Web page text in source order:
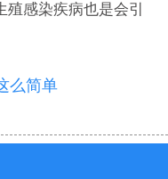
感染疾病也是会引
么简单